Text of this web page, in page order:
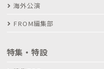
海外公演
FROM編集部
特集・特設